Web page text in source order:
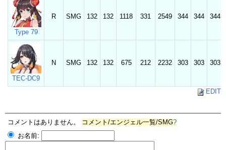
Type 79
R SMG 132 132 1118 331 2549 344 344 344
TEC-DC9
N SMG 132 132 675 212 2232 303 303 303
EDIT
コメントはありません。 コメント/エンジェル一覧/SMG?
お名前: